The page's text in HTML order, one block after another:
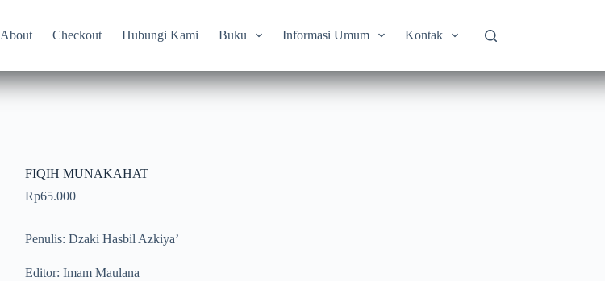
About Checkout Hubungi Kami Buku Informasi Umum Kontak
FIQIH MUNAKAHAT
Rp65.000
Penulis: Dzaki Hasbil Azkiya’
Editor: Imam Maulana